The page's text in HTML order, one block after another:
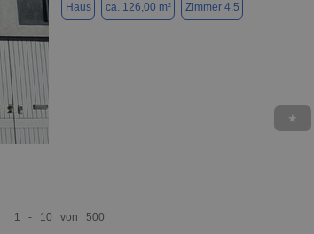
1 / 15
Haus ca. 126,00 m² Zimmer 4.5
★
1 - 10 von 500